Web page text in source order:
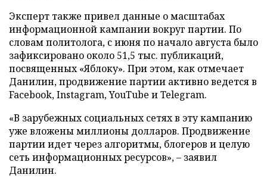
Эксперт также привел данные о масштабах
информационной кампании вокруг партии. По
словам политолога, с июня по начало августа было
зафиксировано около 51,5 тыс. публикаций,
посвященных «Яблоку». При этом, как отмечает
Данилин, продвижение партии активно ведется в
Facebook, Instagram, YouTube и Telegram.
«В зарубежных социальных сетях в эту кампанию
уже вложены миллионы долларов. Продвижение
партии идет через алгоритмы, блогеров и целую
сеть информационных ресурсов», – заявил
Данилин.